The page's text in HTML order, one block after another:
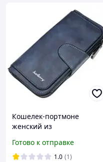
Кошелек-портмоне
женский из
цвета синего джинса от
Baellerry, N2345
Готово к отправке
1.0 (1)